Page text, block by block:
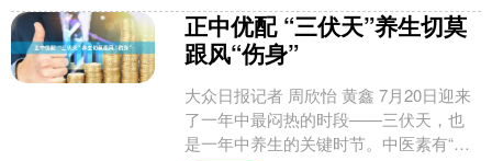
正中优配 “三伏天”养生切莫
跟风“伤身”
大众日报记者 周欣怡 黄鑫 7月20日迎来
了一年中最闷热的时段——三伏天，也
是一年中养生的关键时节。中医素有“三